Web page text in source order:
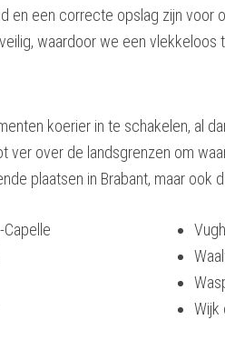
een correcte opslag zijn voor
waardoor we een vlekkeloos
koerier in te schakelen, al
ver over de landsgrenzen om
plaatsen in Brabant, maar ook
Capelle
Wijk